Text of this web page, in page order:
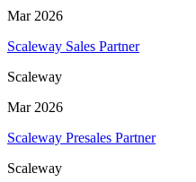
Mar 2026
Scaleway Sales Partner
Scaleway
Mar 2026
Scaleway Presales Partner
Scaleway